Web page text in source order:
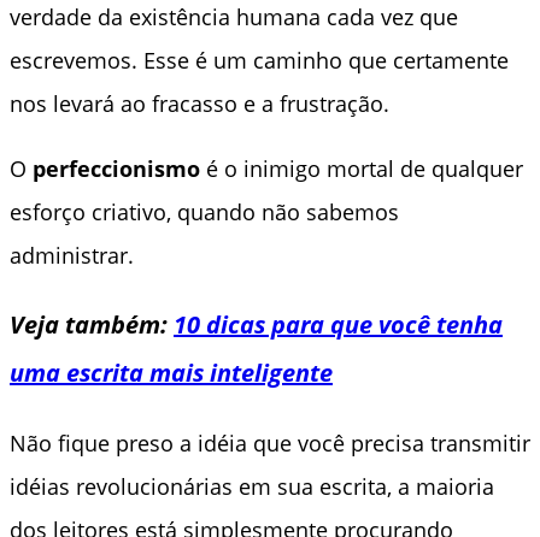
verdade da existência humana cada vez que
escrevemos. Esse é um caminho que certamente
nos levará ao fracasso e a frustração.
O perfeccionismo é o inimigo mortal de qualquer
esforço criativo, quando não sabemos
administrar.
Veja também: 10 dicas para que você tenha
uma escrita mais inteligente
Não fique preso a idéia que você precisa transmitir
idéias revolucionárias em sua escrita, a maioria
dos leitores está simplesmente procurando